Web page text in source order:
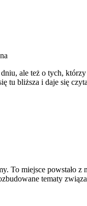
ale też o tych,
tu bliższa i daje się
miejsce powstało
tematy